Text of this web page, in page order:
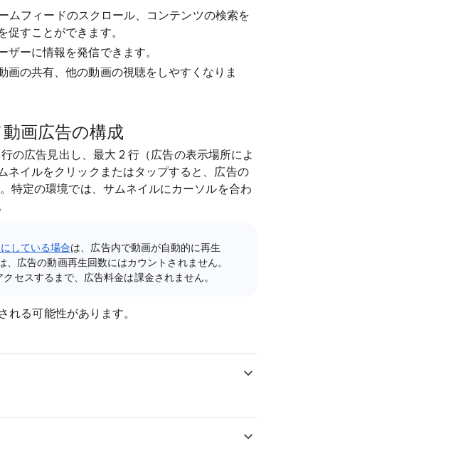
ムフィードのスクロール、コンテンツの検索を
すことができます。
ーに情報を発信できます。
の共有、他の動画の視聴をしやすくなりま
画広告の構成
の広告見出し、最大 2 行（広告の表示場所によ
ネイルをクリックまたはタップすると、広告の
特定の環境では、サムネイルにカーソルを合わ
している場合は、広告内で動画が自動的に再生
広告の動画再生回数にはカウントされません。
セスするまで、広告料金は課金されません。
れる可能性があります。